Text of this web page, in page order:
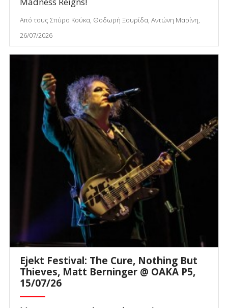
Από τους Σπύρο Κούκα, Θοδωρή Ξουρίδα, Αντώνη Μαρίνη,
26/07/2026
Ejekt Festival: The Cure, Nothing But
Thieves, Matt Berninger @ ΟΑΚΑ P5,
15/07/26